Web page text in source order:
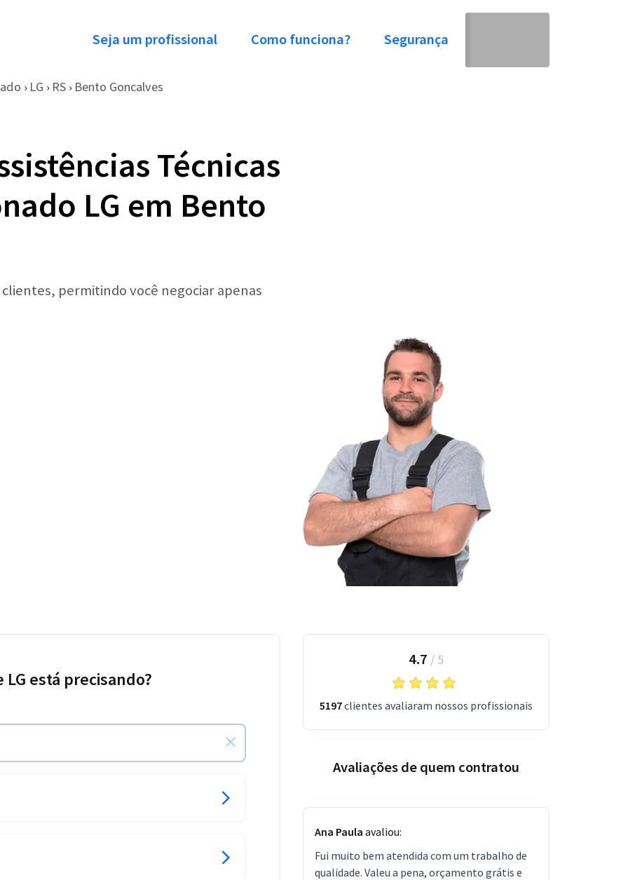
Seja um profissional Como funciona? Segurança
› LG › RS › Bento Goncalves
Técnicas
LG em Bento
permitindo você negociar apenas
LG está precisando?
4.7 / 5
5197clientes avaliaram nossos profissionais
Avaliações de quem contratou
Ana Paula avaliou:
Fui muito bem atendida com um trabalho de
qualidade. Valeu a pena, orçamento grátis e